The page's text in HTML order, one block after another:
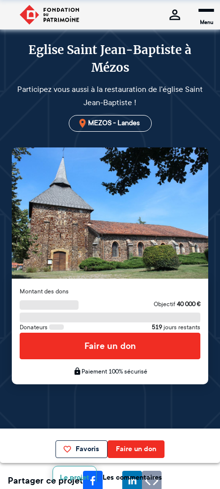
Menu
Eglise Saint Jean-Baptiste à
Mézos
Participez vous aussi à la restauration de l'église Saint
Jean-Baptiste !
MEZOS - Landes
Montant des dons
Objectif 40 000€
Donateurs 519 jours restants
Faire un don
Paiement 100% sécurisé
Favoris Faire un don
Le projet Les commentaires
Partager ce projet